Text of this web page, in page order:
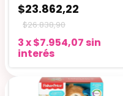
$23.862,22
$26.838,90
3x$7.954,07 sin
interés